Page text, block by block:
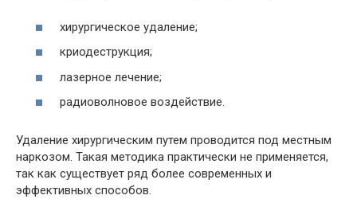
хирургическое удаление;
криодеструкция;
лазерное лечение;
радиоволновое воздействие.
Удаление хирургическим путем проводится под местным
наркозом. Такая методика практически не применяется,
так как существует ряд более современных и
эффективных способов.